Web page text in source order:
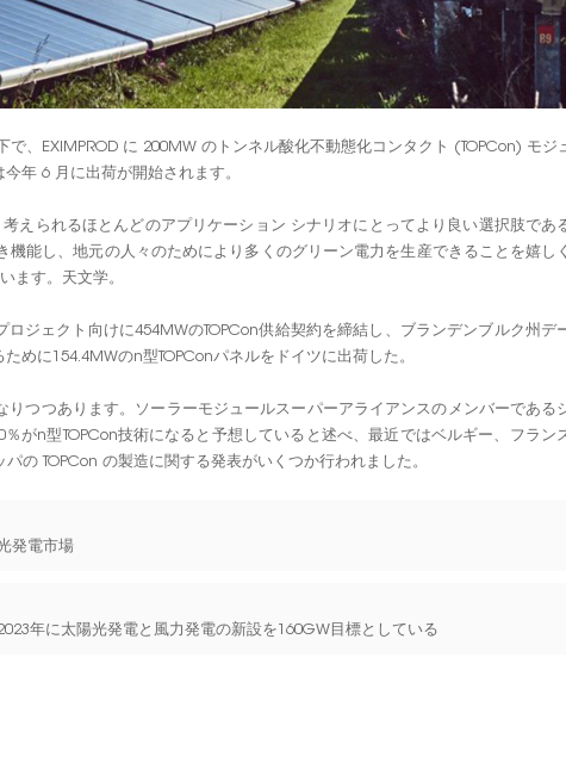
Polski
、EXIMPROD に 200MW のトンネル酸化不動態化コンタクト (TOPCon) モジ
年 6 月に出荷が開始されます。
考えられるほとんどのアプリケーション シナリオにとってより良い選択肢であ
機能し、地元の人々のためにより多くのグリーン電力を生産できることを嬉し
ます。天文学。
ロジェクト向けに454MWのTOPCon供給契約を締結し、ブランデンブルク州デ
めに154.4MWのn型TOPConパネルをドイツに出荷した。
りつつあります。ソーラーモジュールスーパーアライアンスのメンバーである
がn型TOPCon技術になると予想していると述べ、最近ではベルギー、フラン
の TOPCon の製造に関する発表がいくつか行われました。
発電市場
年に太陽光発電と風力発電の新設を160GW目標としている